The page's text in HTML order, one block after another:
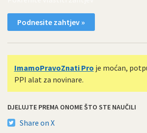
Podnesite zahtjev »
ImamoPravoZnati Pro je moćan,
PPI alat za novinare.
DJELUJTE PREMA ONOME ŠTO STE NAUČILI
Share on X